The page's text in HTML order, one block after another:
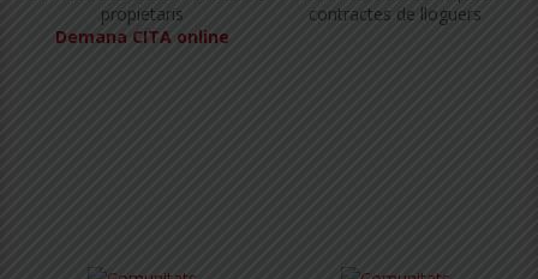
propietaris
Demana CITA online
contractes de lloguers